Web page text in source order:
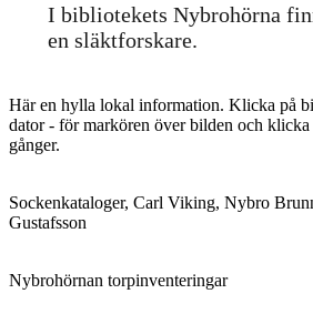
I bibliotekets Nybrohörna
en släktforskare.
Här en hylla lokal information. Klicka på
dator - för markören över bilden och klicka
gånger.
Sockenkataloger, Carl Viking, Nybro
Gustafsson
Nybrohörnan torpinventeringar